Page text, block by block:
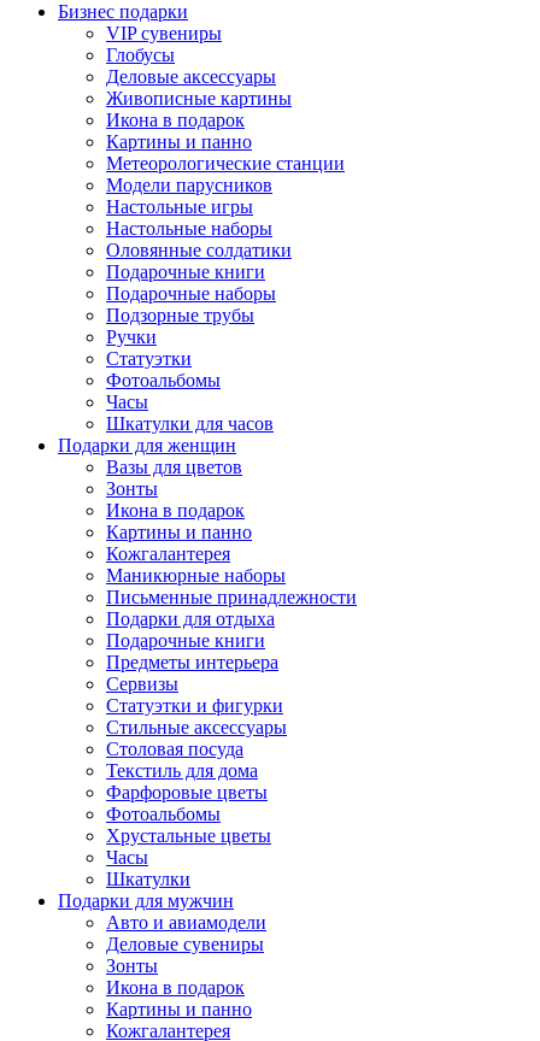
Бизнес подарки
VIP сувениры
Глобусы
Деловые аксессуары
Живописные картины
Икона в подарок
Картины и панно
Метеорологические станции
Модели парусников
Настольные игры
Настольные наборы
Оловянные солдатики
Подарочные книги
Подарочные наборы
Подзорные трубы
Ручки
Статуэтки
Фотоальбомы
Часы
Шкатулки для часов
Подарки для женщин
Вазы для цветов
Зонты
Икона в подарок
Картины и панно
Кожгалантерея
Маникюрные наборы
Письменные принадлежности
Подарки для отдыха
Подарочные книги
Предметы интерьера
Сервизы
Статуэтки и фигурки
Стильные аксессуары
Столовая посуда
Текстиль для дома
Фарфоровые цветы
Фотоальбомы
Хрустальные цветы
Часы
Шкатулки
Подарки для мужчин
Авто и авиамодели
Деловые сувениры
Зонты
Икона в подарок
Картины и панно
Кожгалантерея